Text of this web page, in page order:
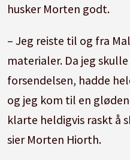
husker Morten godt.
– Jeg reiste til og fra
materialer. Da jeg
forsendelsen, hadde
og jeg kom til en
klarte heldigvis raskt å
sier Morten Hiorth.